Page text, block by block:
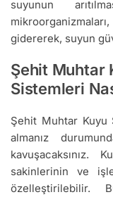
suyunun
gidererek, suyun
Şehit Muhtar
Sistemleri
Şehit Muhtar Kuyu
almanız
kavuşacaksınız.
sakinlerinin ve
özelleştirilebilir.